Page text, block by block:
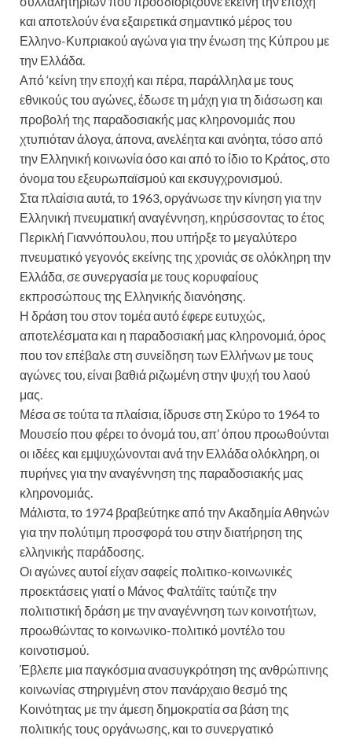
και αποτελούν ένα εξαιρετικά σημαντικό μέρος του
Ελληνο-Κυπριακού αγώνα για την ένωση της Κύπρου με
την Ελλάδα.
Από ‘κείνη την εποχή και πέρα, παράλληλα με τους
εθνικούς του αγώνες, έδωσε τη μάχη για τη διάσωση και
προβολή της παραδοσιακής μας κληρονομιάς που
χτυπιόταν άλογα, άπονα, ανελέητα και ανόητα, τόσο από
την Ελληνική κοινωνία όσο και από το ίδιο το Κράτος, στο
όνομα του εξευρωπαϊσμού και εκσυγχρονισμού.
Στα πλαίσια αυτά, το 1963, οργάνωσε την κίνηση για την
Ελληνική πνευματική αναγέννηση, κηρύσσοντας το έτος
Περικλή Γιαννόπουλου, που υπήρξε το μεγαλύτερο
πνευματικό γεγονός εκείνης της χρονιάς σε ολόκληρη την
Ελλάδα, σε συνεργασία με τους κορυφαίους
εκπροσώπους της Ελληνικής διανόησης.
Η δράση του στον τομέα αυτό έφερε ευτυχώς,
αποτελέσματα και η παραδοσιακή μας κληρονομιά, όρος
που τον επέβαλε στη συνείδηση των Ελλήνων με τους
αγώνες του, είναι βαθιά ριζωμένη στην ψυχή του λαού
μας.
Μέσα σε τούτα τα πλαίσια, ίδρυσε στη Σκύρο το 1964 το
Μουσείο που φέρει το όνομά του, απ’ όπου προωθούνται
οι ιδέες και εμψυχώνονται ανά την Ελλάδα ολόκληρη, οι
πυρήνες για την αναγέννηση της παραδοσιακής μας
κληρονομιάς.
Μάλιστα, το 1974 βραβεύτηκε από την Ακαδημία Αθηνών
για την πολύτιμη προσφορά του στην διατήρηση της
ελληνικής παράδοσης.
Οι αγώνες αυτοί είχαν σαφείς πολιτικο-κοινωνικές
προεκτάσεις γιατί ο Μάνος Φαλτάϊτς ταύτιζε την
πολιτιστική δράση με την αναγέννηση των κοινοτήτων,
προωθώντας το κοινωνικο-πολιτικό μοντέλο του
κοινοτισμού.
Έβλεπε μια παγκόσμια ανασυγκρότηση της ανθρώπινης
κοινωνίας στηριγμένη στον πανάρχαιο θεσμό της
Κοινότητας με την άμεση δημοκρατία σα βάση της
πολιτικής τους οργάνωσης, και το συνεργατικό